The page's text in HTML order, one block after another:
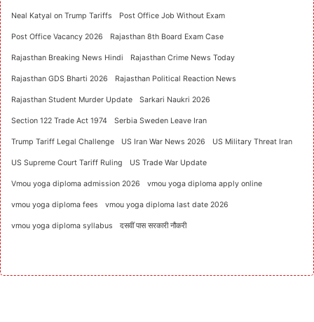
Neal Katyal on Trump Tariffs Post Office Job Without Exam
Post Office Vacancy 2026 Rajasthan 8th Board Exam Case
Rajasthan Breaking News Hindi Rajasthan Crime News Today
Rajasthan GDS Bharti 2026 Rajasthan Political Reaction News
Rajasthan Student Murder Update Sarkari Naukri 2026
Section 122 Trade Act 1974 Serbia Sweden Leave Iran
Trump Tariff Legal Challenge US Iran War News 2026 US Military Threat Iran
US Supreme Court Tariff Ruling US Trade War Update
Vmou yoga diploma admission 2026 vmou yoga diploma apply online
vmou yoga diploma fees vmou yoga diploma last date 2026
vmou yoga diploma syllabus दसवीं पास सरकारी नौकरी